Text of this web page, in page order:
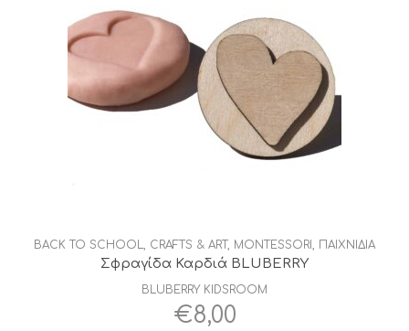
BACK TO SCHOOL, CRAFTS & ART, MONTESSORI , ΠΑΙΧΝΙΔΙΑ
Σφραγίδα Καρδιά BLUBERRY
BLUBERRY KIDSROOM
€8,00